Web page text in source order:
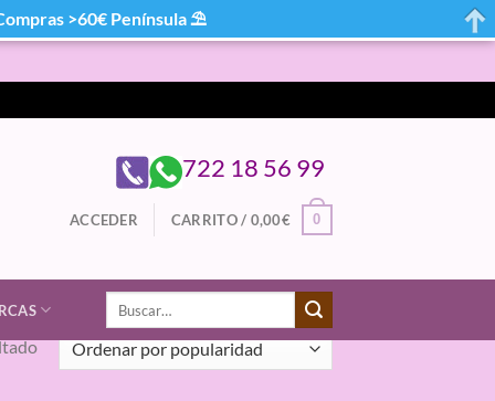
722 18 56 99
ACCEDER CARRITO / 0,00€ 0
Buscar
>60€ Península ⛱